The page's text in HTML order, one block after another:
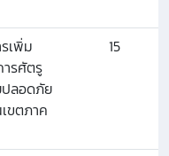
เพิ่ม
รศัตรู
ปลอดภัย
ขตภาค
15